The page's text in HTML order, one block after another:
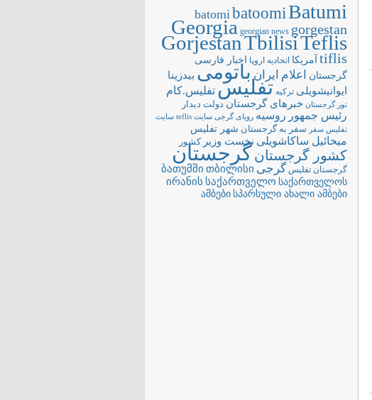
batomibatoomiBatumi
Georgia georgian news gorgestan
GorjestanTbilisiTeflis
tiflis آمریکا اتحادیه اروپا
اخبار فارسی
گرجستان
اعلام ایران باتومی بیدزینا
ایوانیشویلی ترکیه تفلیستفلیس.کام
تور گرجستان خبرهای گرجستان دولت دیدار
رئیس جمهور روسیه رویای گرجی سایت teflis
سایت
تفلیس سفر سفر به گرجستان شهر تفلیس
میخائیل ساکاشویلی نخست وزیر کشور
کشور گرجستانگرجستان
گرجستان تفلیس گرجی ბათუმში თბილისი
ირანის საქართველო საქართველოს
ამბები სპარსული ახალი ამბები